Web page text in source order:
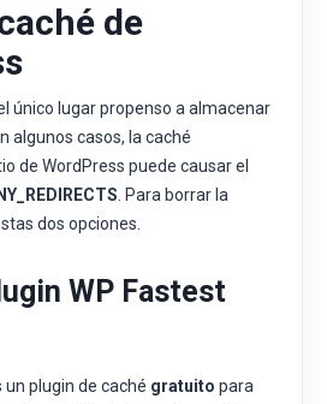
de
único lugar propenso a almacenar
algunos casos, la caché
de WordPress puede causar el
. Para borrar la
dos opciones.
WP Fastest
un plugin de caché gratuito para